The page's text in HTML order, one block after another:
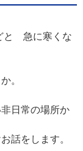
と 急に寒くな
。
日常の場所か
話をします。